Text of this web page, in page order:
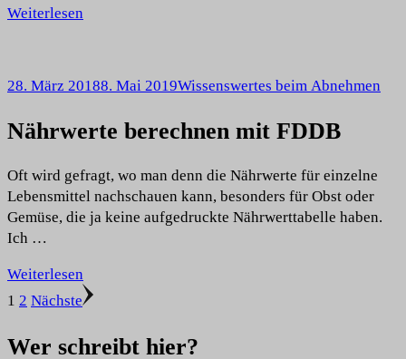
Weiterlesen
28. März 20188. Mai 2019Wissenswertes beim Abnehmen
Nährwerte berechnen mit FDDB
Oft wird gefragt, wo man denn die Nährwerte für einzelne
Lebensmittel nachschauen kann, besonders für Obst oder
Gemüse, die ja keine aufgedruckte Nährwerttabelle haben.
Ich …
Weiterlesen
Seitennummerierung
Seite
1 Seite
2 Nächste
Wer schreibt hier?